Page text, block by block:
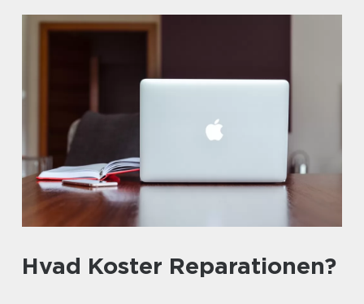
Hvad Koster Reparationen?